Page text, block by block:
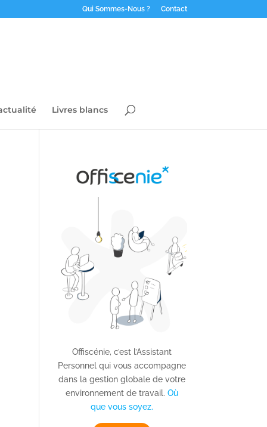
Qui Sommes-Nous ? Contact
Livres blancs
Offiscénie, c’est l’Assistant
Personnel qui vous accompagne
dans la gestion globale de votre
environnement de travail.Où
que vous soyez.